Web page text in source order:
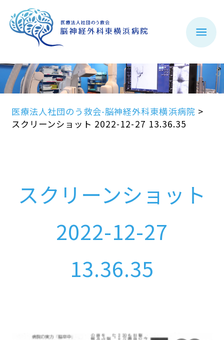
医療法人社団のう救会-脳神経外科東横浜病院 >
スクリーンショット 2022-12-27 13.36.35
スクリーンショット
2022-12-27
13.36.35